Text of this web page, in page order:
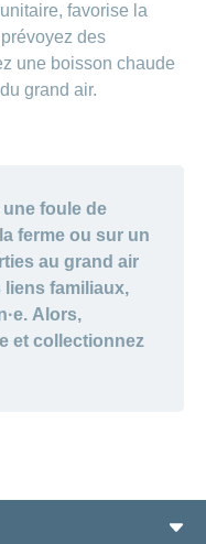
favorise la
des
une boisson chaude
grand air.
une foule de
ferme ou sur un
au grand air
familiaux,
Alors,
et collectionnez